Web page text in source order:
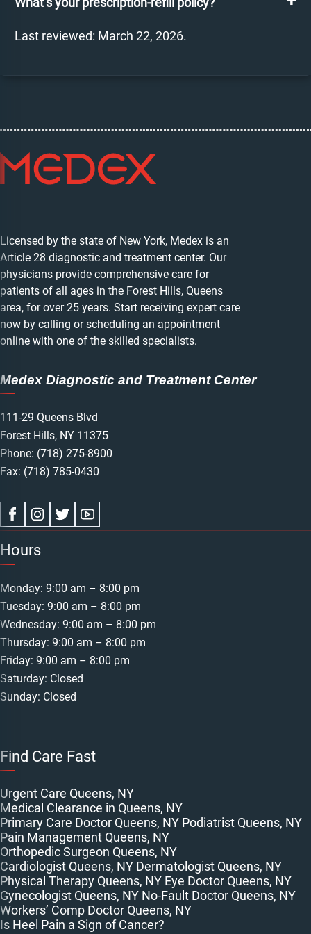
Last reviewed: March 22, 2026.
Licensed by the state of New York, Medex is an
Article 28 diagnostic and treatment center. Our
physicians provide comprehensive care for
patients of all ages in the Forest Hills, Queens
area, for over 25 years. Start receiving expert care
now by calling or scheduling an appointment
online with one of the skilled specialists.
Medex Diagnostic and Treatment Center
111-29 Queens Blvd
Forest Hills, NY 11375
Phone: (718) 275-8900
Fax: (718) 785-0430
Hours
Monday: 9:00 am – 8:00 pm
Tuesday: 9:00 am – 8:00 pm
Wednesday: 9:00 am – 8:00 pm
Thursday: 9:00 am – 8:00 pm
Friday: 9:00 am – 8:00 pm
Saturday: Closed
Sunday: Closed
Find Care Fast
Urgent Care Queens, NY
Medical Clearance in Queens, NY
Primary Care Doctor Queens, NY Podiatrist Queens, NY
Pain Management Queens, NY
Orthopedic Surgeon Queens, NY
Cardiologist Queens, NY Dermatologist Queens, NY
Physical Therapy Queens, NY Eye Doctor Queens, NY
Gynecologist Queens, NY No-Fault Doctor Queens, NY
Workers’ Comp Doctor Queens, NY
Is Heel Pain a Sign of Cancer?